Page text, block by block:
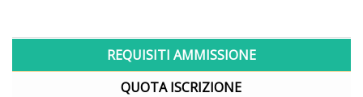
REQUISITI AMMISSIONE
QUOTA ISCRIZIONE